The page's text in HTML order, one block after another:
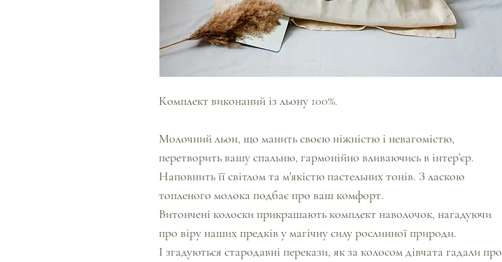
Комплект виконаний із льону 100%.
Молочний льон, що манить своєю ніжністю і невагомістю,
перетворить вашу спальню, гармонійно вливаючись в інтер'єр.
Наповнить її світлом та м'якістю пастельних тонів. З ласкою
топленого молока подбає про ваш комфорт.
Витончені колоски прикрашають комплект наволочок, нагадуючи
про віру наших предків у магічну силу рослинної природи.
І згадуються стародавні перекази, як за колосом дівчата гадали про